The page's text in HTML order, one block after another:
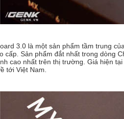
3.0 là một sản phẩm tầm trung
cấp. Sản phẩm đắt nhất trong dòng
cao nhất trên thị trường. Giá hiện
tới Việt Nam.